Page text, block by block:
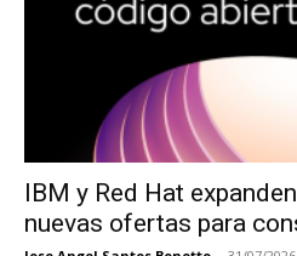
IBM y Red Hat
nuevas ofertas para